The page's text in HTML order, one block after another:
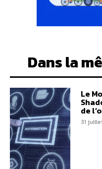
Dans la
Le
de
31